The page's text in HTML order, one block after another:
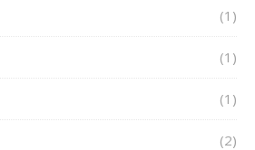
(1)
(1)
(1)
(2)